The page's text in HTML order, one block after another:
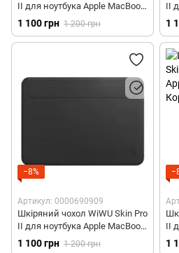
II для ноутбука Apple MacBook
Air 13.6" - Чорний
1 100 грн 1 200 грн
II
Air
1
−8%
Артикул: 0000690909
Шкіряний чохол WiWU Skin Pro
II для ноутбука Apple MacBook
Air 15.3" - Чорний
1 100 грн 1 200 грн
II
Air
1